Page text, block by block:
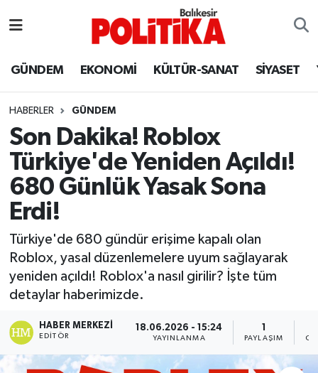
GÜNDEM EKONOMİ KÜLTÜR-SANAT SİYASET
HABERLER GÜNDEM
Son Dakika! Roblox
Türkiye'de Yeniden Açıldı!
680 Günlük Yasak Sona
Erdi!
Türkiye'de 680 gündür erişime kapalı olan
Roblox, yasal düzenlemelere uyum sağlayarak
yeniden açıldı! Roblox'a nasıl girilir? İşte tüm
detaylar haberimizde.
HABER MERKEZI
EDITÖR
18.06.2026 - 15:24
YAYINLANMA
1
PAYLAŞIM
Ayvalık
Balya
Bandırma
Bigadiç
BİYOGRAFİLER
Burhaniye
Balıkesir Hava Durumu
Balıkesir Namaz Vakitleri
Balıkesir Trafik Yoğunluk Haritası
Süper Lig Puan Durumu ve Fikstür
Tüm Manşetler
Son Dakika Haberleri